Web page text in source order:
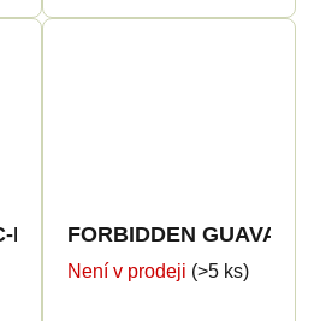
P - CanaPuff - Jednorázovka
FORBIDDEN GUAVA
Není v prodeji (>5 ks)